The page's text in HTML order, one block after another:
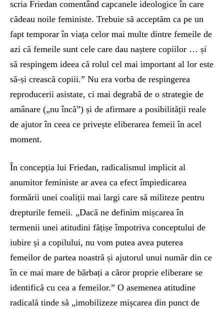
scria Friedan comentând capcanele ideologice în care
cădeau noile feministe. Trebuie să acceptăm ca pe un
fapt temporar în viața celor mai multe dintre femeile de
azi că femeile sunt cele care dau naștere copiilor … și
să respingem ideea că rolul cel mai important al lor este
să-și crească copiii.” Nu era vorba de respingerea
reproducerii asistate, ci mai degrabă de o strategie de
amânare („nu încă”) și de afirmare a posibilității reale
de ajutor în ceea ce privește eliberarea femeii în acel
moment.
În concepția lui Friedan, radicalismul implicit al
anumitor feministe ar avea ca efect împiedicarea
formării unei coaliții mai largi care să militeze pentru
drepturile femeii. „Dacă ne definim mișcarea în
termenii unei atitudini fățișe împotriva conceptului de
iubire și a copilului, nu vom putea avea puterea
femeilor de partea noastră și ajutorul unui număr din ce
în ce mai mare de bărbați a căror proprie eliberare se
identifică cu cea a femeilor.” O asemenea atitudine
radicală tinde să „imobilizeze mișcarea din punct de